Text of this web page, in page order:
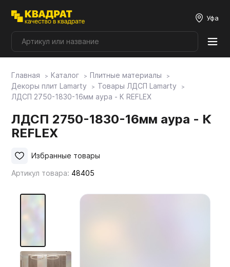
Уфа
Плитные материалы
Мой ЭГГЕР
Мебельные образцы, каталоги
Главная Каталог
Плитные материалы
Декоры плит Lamarty
Товары ЛДСП Lamarty
ЛДСП 2750-1830-16мм аура - К REFLEX
ЛДСП 2750-1830-16мм аура - К
REFLEX
Артикул товара: 48405
Избранные товары